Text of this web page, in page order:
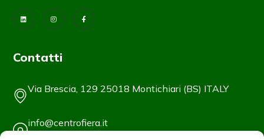
Contatti
Via Brescia, 129 25018 Montichiari (BS) ITALY
info@centrofiera.it